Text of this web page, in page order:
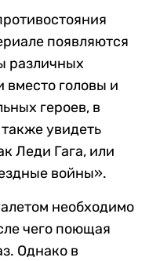
появляются
различных
вместо головы и
героев, в
увидеть
Леди Гага, или
войны».
необходимо
чего поющая
Однако в